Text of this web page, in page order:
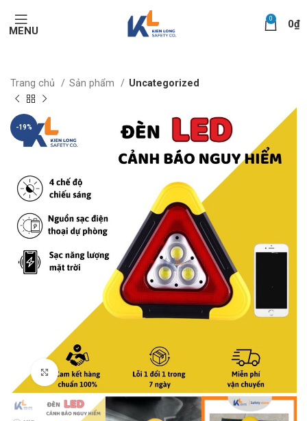
MENU
0 0₫
Trang chủ Sản phẩm Uncategorized
-19%
Click to enlarge